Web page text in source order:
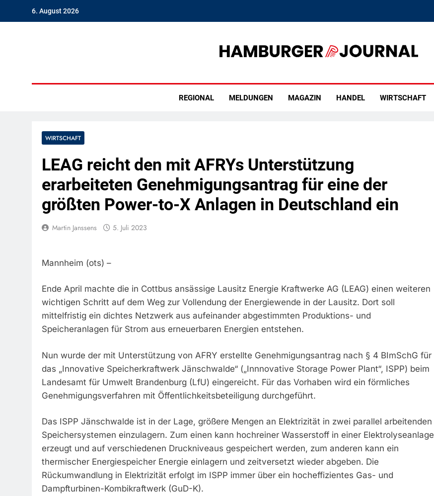
6. August 2026
REGIONAL MELDUNGEN MAGAZIN HANDEL WIRTSCHAFT
WIRTSCHAFT
LEAG reicht den mit AFRYs Unterstützung
erarbeiteten Genehmigungsantrag für eine der
größten Power-to-X Anlagen in Deutschland ein
Martin Janssens 5. Juli 2023
Mannheim (ots) –
Ende April machte die in Cottbus ansässige Lausitz Energie Kraftwerke AG (LEAG) einen weiteren
wichtigen Schritt auf dem Weg zur Vollendung der Energiewende in der Lausitz. Dort soll
mittelfristig ein dichtes Netzwerk aus aufeinander abgestimmten Produktions- und
Speicheranlagen für Strom aus erneuerbaren Energien entstehen.
Nun wurde der mit Unterstützung von AFRY erstellte Genehmigungsantrag nach § 4 BImSchG für
das „Innovative Speicherkraftwerk Jänschwalde“ („Innnovative Storage Power Plant“, ISPP) beim
Landesamt für Umwelt Brandenburg (LfU) eingereicht. Für das Vorhaben wird ein förmliches
Genehmigungsverfahren mit Öffentlichkeitsbeteiligung durchgeführt.
Das ISPP Jänschwalde ist in der Lage, größere Mengen an Elektrizität in zwei parallel arbeitenden
Speichersystemen einzulagern. Zum einen kann hochreiner Wasserstoff in einer Elektrolyseanlage
erzeugt und auf verschiedenen Druckniveaus gespeichert werden, zum anderen kann ein
thermischer Energiespeicher Energie einlagern und zeitversetzt wieder abgeben. Die
Rückumwandlung in Elektrizität erfolgt im ISPP immer über ein hocheffizientes Gas- und
Dampfturbinen-Kombikraftwerk (GuD-K).